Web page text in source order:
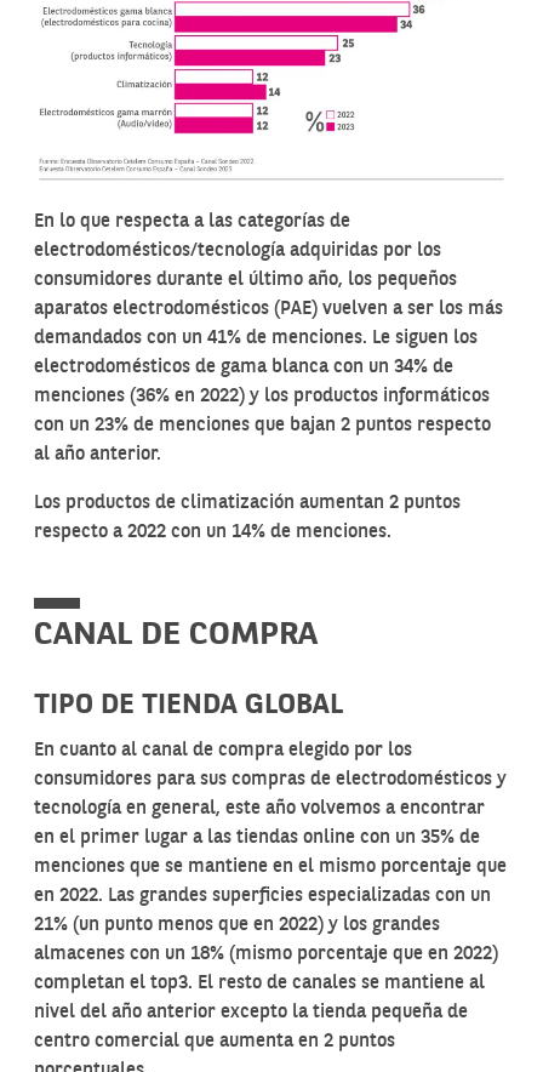
En lo que respecta a las categorías de
electrodomésticos/tecnología adquiridas por los
consumidores durante el último año, los pequeños
aparatos electrodomésticos (PAE) vuelven a ser los más
demandados con un 41% de menciones. Le siguen los
electrodomésticos de gama blanca con un 34% de
menciones (36% en 2022) y los productos informáticos
con un 23% de menciones que bajan 2 puntos respecto
al año anterior.
Los productos de climatización aumentan 2 puntos
respecto a 2022 con un 14% de menciones.
CANAL DE COMPRA
TIPO DE TIENDA GLOBAL
En cuanto al canal de compra elegido por los
consumidores para sus compras de electrodomésticos y
tecnología en general, este año volvemos a encontrar
en el primer lugar a las tiendas online con un 35% de
menciones que se mantiene en el mismo porcentaje que
en 2022. Las grandes superficies especializadas con un
21% (un punto menos que en 2022) y los grandes
almacenes con un 18% (mismo porcentaje que en 2022)
completan el top3. El resto de canales se mantiene al
nivel del año anterior excepto la tienda pequeña de
centro comercial que aumenta en 2 puntos